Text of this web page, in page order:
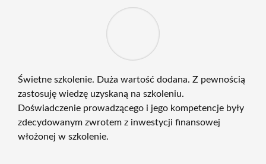
Świetne szkolenie. Duża wartość dodana. Z pewnością
zastosuję wiedzę uzyskaną na szkoleniu.
Doświadczenie prowadzącego i jego kompetencje były
zdecydowanym zwrotem z inwestycji finansowej
włożonej w szkolenie.